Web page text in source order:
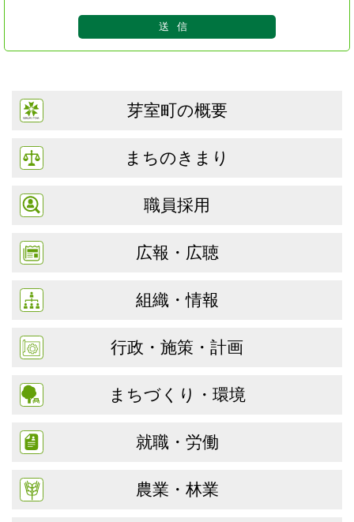
芽室町の概要
まちのきまり
職員採用
広報・広聴
組織・情報
行政・施策・計画
まちづくり・環境
就職・労働
農業・林業